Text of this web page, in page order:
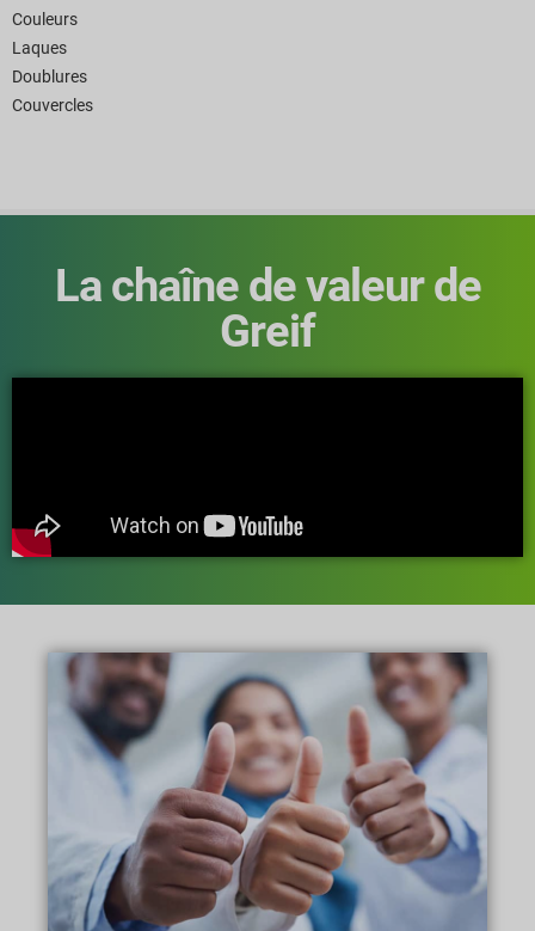
Couleurs
Laques
Doublures
Couvercles
La chaîne de valeur de
Greif